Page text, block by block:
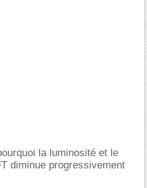
la luminosité et le
diminue progressivement